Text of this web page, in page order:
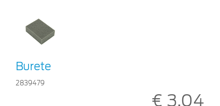
Burete
2839479
€ 3,04